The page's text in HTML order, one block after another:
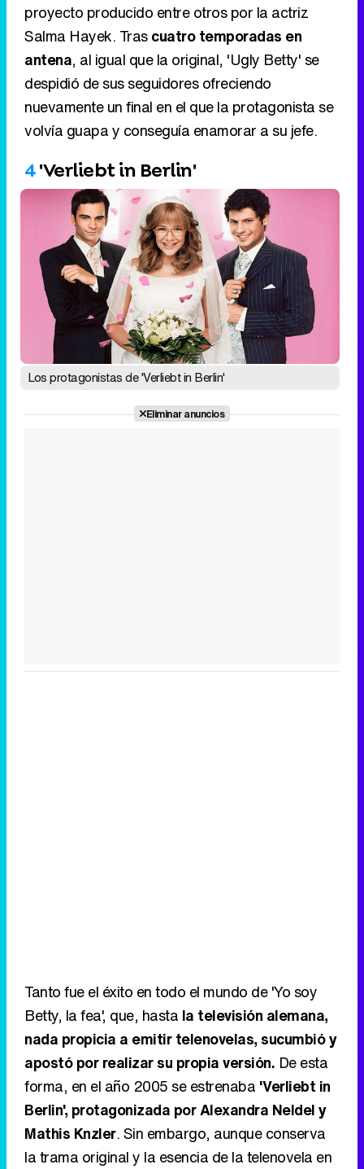
proyecto producido entre otros por la actriz
Salma Hayek. Trascuatro temporadas en
antena, al igual que la original, 'Ugly Betty' se
despidió de sus seguidores ofreciendo
nuevamente un final en el que la protagonista se
volvía guapa y conseguía enamorar a su jefe.
4'Verliebt in Berlin'
Los protagonistas de 'Verliebt in Berlin'
Eliminar anuncios
Tanto fue el éxito en todo el mundo de 'Yo soy
Betty, la fea', que, hasta la televisión alemana,
nada propicia a emitir telenovelas, sucumbió y
apostó por realizar su propia versión. De esta
forma, en el año 2005 se estrenaba 'Verliebt in
Berlin', protagonizada por Alexandra Neldel y
Mathis Knzler. Sin embargo, aunque conserva
la trama original y la esencia de la telenovela en